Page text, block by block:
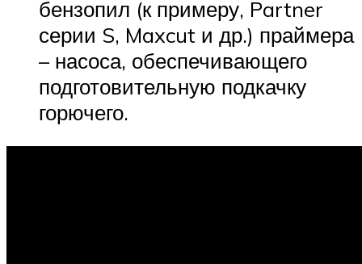
бензопил (к примеру, Partner
серии S, Maxcut и др.) праймера
– насоса, обеспечивающего
подготовительную подкачку
горючего.